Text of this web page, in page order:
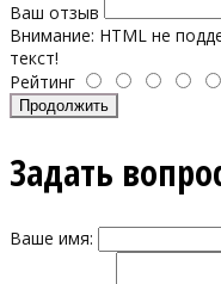
Ваш отзыв
Внимание: HTML не
текст!
Рейтинг
Продолжить
Задать
Ваше имя: